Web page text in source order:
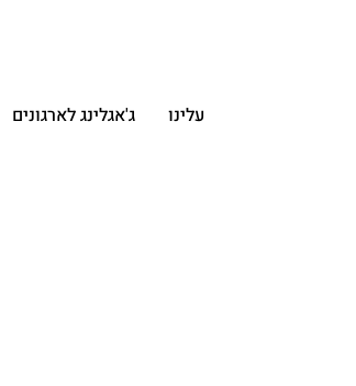
עלינו ג'אגלינג לארגונים